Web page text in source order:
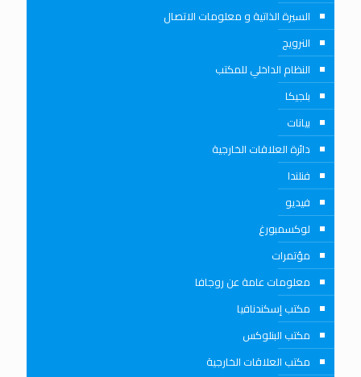
السيرة الذاتية و معلومات الاتصال
النرويج
النظام الداخلي للمكتب
بلجيكا
بيانات
دائرة العلاقات الخارجية
فنلندا
فيديو
لوكسمبورغ
مؤتمرات
معلومات عامة عن روجافا
مكتب إسكندنافيا
مكتب البنلوكس
مكتب العلاقات الخارجية